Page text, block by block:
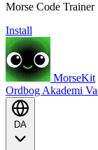
Morse Code Trainer
Install
MorseKit
Ordbog Akademi